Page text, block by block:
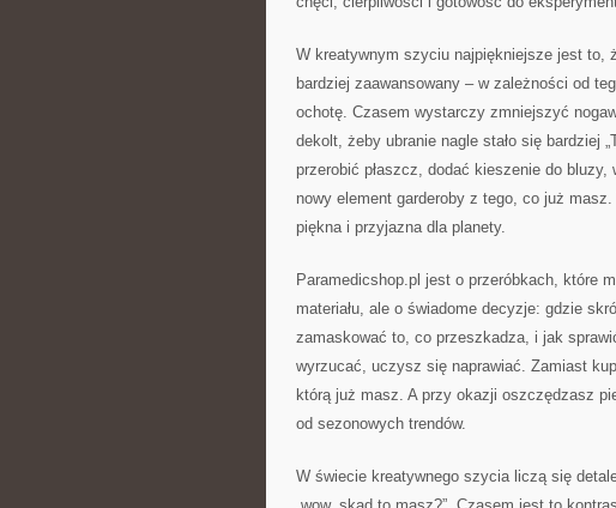
W kreatywnym szyciu najpiękniejsze jest to,
bardziej zaawansowany – w zależności od
ochotę. Czasem wystarczy zmniejszyć
dekolt, żeby ubranie nagle stało się bardziej
przerobić płaszcz, dodać kieszenie do
nowy element garderoby z tego, co już
piękna i przyjazna dla planety.
Paramedicshop.pl jest o przeróbkach, które
materiału, ale o świadome decyzje: gdzie
zamaskować to, co przeszkadza, i jak
wyrzucać, uczysz się naprawiać. Zamiast
którą już masz. A przy okazji oszczędzasz
od sezonowych trendów.
W świecie kreatywnego szycia liczą się